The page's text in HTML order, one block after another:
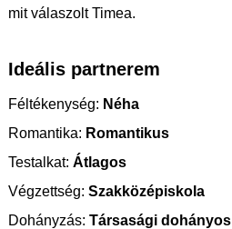
mit válaszolt Timea.
Ideális partnerem
Féltékenység: Néha
Romantika: Romantikus
Testalkat: Átlagos
Végzettség: Szakközépiskola
Dohányzás: Társasági dohányos